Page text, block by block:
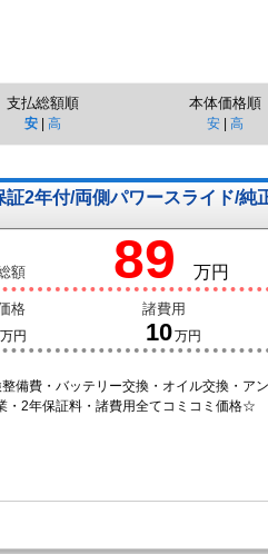
支払総額順
安| 高
本体価格順
安| 高
証2年付/両側パワースライド/純
額 89 万円
格
万円
諸費用
10万円
備費・バッテリー交換・オイル交換・ア
・2年保証料・諸費用全てコミコミ価格☆